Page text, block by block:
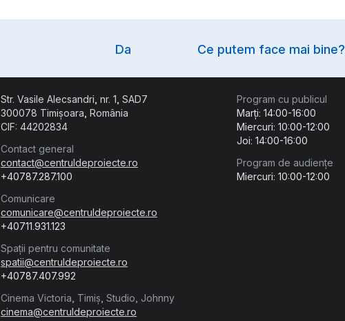
Da Ce putem face mai bine?
Str. Vasile Alecsandri, nr. 1, SAD7
300078 Timișoara, România
CIF: 44202834
Contact general
contact@centruldeproiecte.ro
+40787.287.100
Comunicare
comunicare@centruldeproiecte.ro
+40711.931.123
Spații pentru comunitate
spatii@centruldeproiecte.ro
+40787.407.992
Cinema Victoria, Timiș, Studio, Johnny
cinema@centruldeproiecte.ro
Program cu publicul
Marți: 14:00-16:00
Miercuri: 10:00-12:00
Joi: 14:00-16:00
Program de audiențe
Miercuri: 10:00-12:00